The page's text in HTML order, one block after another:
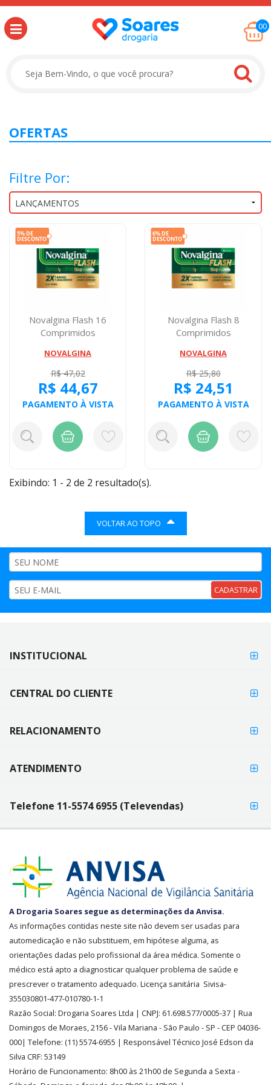
00
OFERTAS
Filtre Por:
Novalgina Flash 16
Comprimidos
NOVALGINA
R$ 47,02
R$ 44,67
PAGAMENTO À VISTA
Novalgina Flash 8
Comprimidos
NOVALGINA
R$ 25,80
R$ 24,51
PAGAMENTO À VISTA
Exibindo: 1 - 2 de 2 resultado(s).
VOLTAR AO TOPO
CADASTRAR
FORMAS
FORMAS DE
PAGAMENTO
INSTITUCIONAL
CENTRAL DO CLIENTE
RELACIONAMENTO
ATENDIMENTO
Telefone 11-5574 6955 (Televendas)
A Drogaria Soares segue as determinações da Anvisa.
As informações contidas neste site não devem ser usadas para
automedicação e não substituem, em hipótese alguma, as
orientações dadas pelo profissional da área médica. Somente o
médico está apto a diagnosticar qualquer problema de saúde e
prescrever o tratamento adequado. Licença sanitária Sivisa-
355030801-477-010780-1-1
Razão Social: Drogaria Soares Ltda | CNPJ: 61.698.577/0005-37 | Rua
Domingos de Moraes, 2156-Vila Mariana - São Paulo - SP - CEP 04036-
000| Telefone: (11)5574-6955 | Responsável Técnico José Edson da
Silva CRF: 53149
Horário de Funcionamento: 8h00 às 21h00 de Segunda a Sexta -